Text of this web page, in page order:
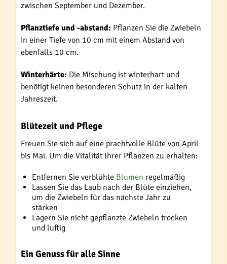
zwischen September und Dezember.
Pflanztiefe und -abstand: Pflanzen Sie die Zwiebeln
in einer Tiefe von 10 cm mit einem Abstand von
ebenfalls 10 cm.
Winterhärte: Die Mischung ist winterhart und
benötigt keinen besonderen Schutz in der kalten
Jahreszeit.
Blütezeit und Pflege
Freuen Sie sich auf eine prachtvolle Blüte von April
bis Mai. Um die Vitalität Ihrer Pflanzen zu erhalten:
Entfernen Sie verblühte Blumen regelmäßig
Lassen Sie das Laub nach der Blüte einziehen,
um die Zwiebeln für das nächste Jahr zu
stärken
Lagern Sie nicht gepflanzte Zwiebeln trocken
und luftig
Ein Genuss für alle Sinne